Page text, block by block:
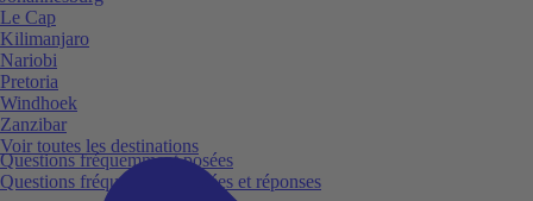
Questions fréquemment posées
Questions fréquemment posées et réponses
Le Cap
Kilimanjaro
Nariobi
Pretoria
Windhoek
Zanzibar
Voir toutes les destinations